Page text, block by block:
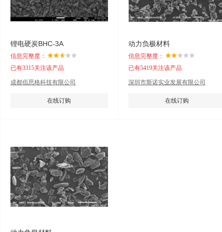
锂电硬炭BHC-3A
信息完整度：
已有3315关注该产品
成都佰思格科技有限公司
在线订购
动力负极材料
信息完整度：
已有5419关注该产品
深圳市斯诺实业发展有限公司
在线订购